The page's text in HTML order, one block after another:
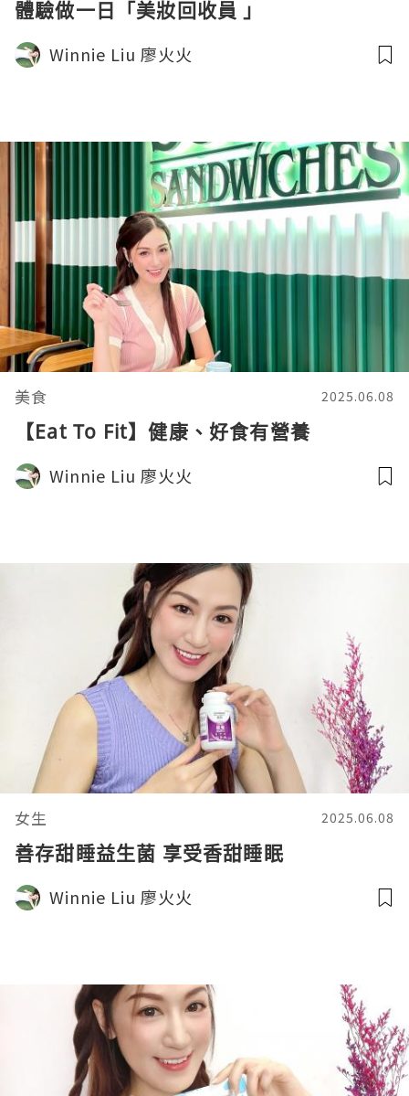
體驗做⼀⽇「美妝回收員 」
Winnie Liu 廖火火
美食 2025.06.08
【Eat To Fit】健康、好食有營養
Winnie Liu 廖火火
女生 2025.06.08
善存甜睡益生菌 享受香甜睡眠
Winnie Liu 廖火火